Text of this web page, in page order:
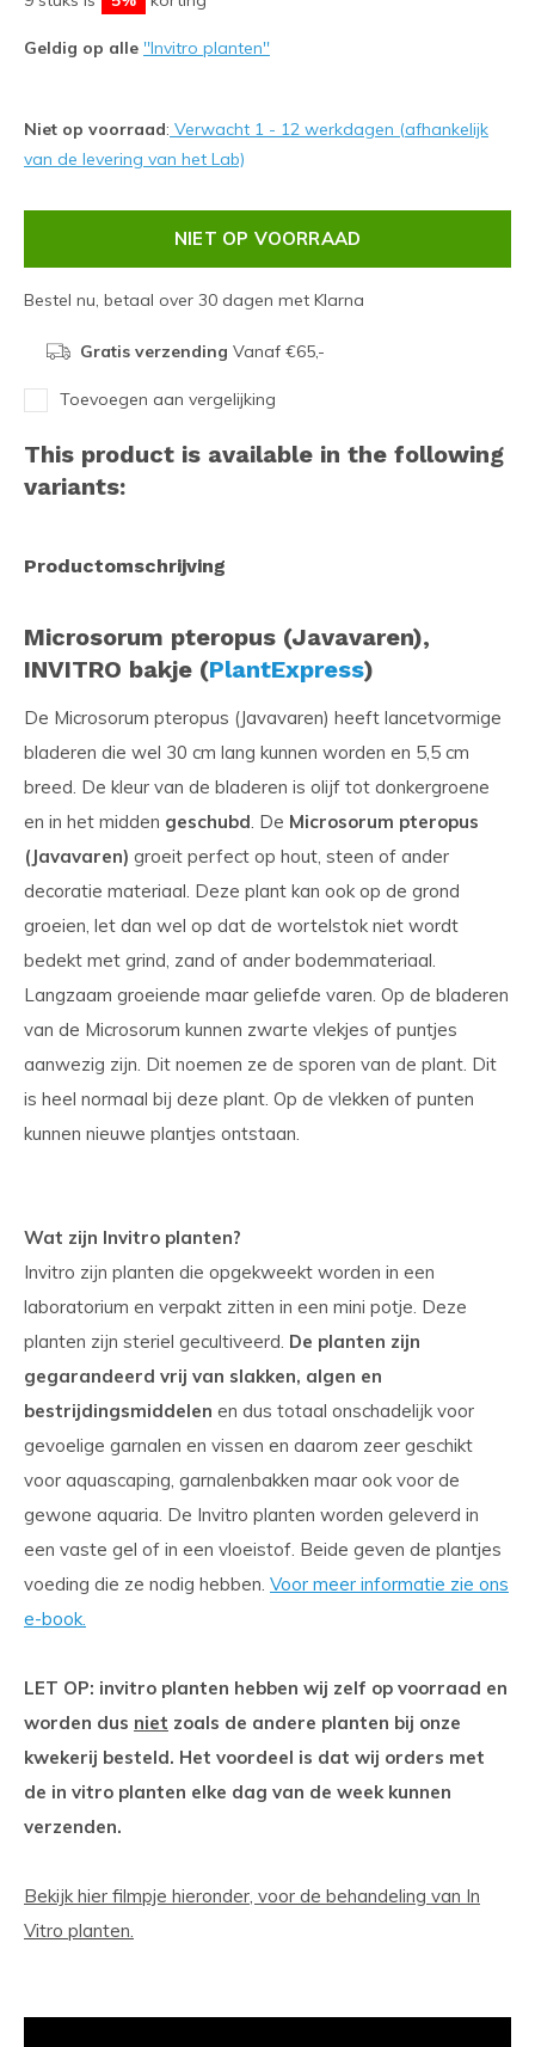
Geldig op alle ''Invitro planten''
Niet op voorraad: Verwacht 1 - 12 werkdagen (afhankelijk
van de levering van het Lab)
NIET OP VOORRAAD
Bestel nu, betaal over 30 dagen met Klarna
Gratis verzending Vanaf €65,-
Toevoegen aan vergelijking
This product is available in the following
variants:
Productomschrijving
Microsorum pteropus (Javavaren),
INVITRO bakje (PlantExpress)
De Microsorum pteropus (Javavaren) heeft lancetvormige
bladeren die wel 30 cm lang kunnen worden en 5,5 cm
breed. De kleur van de bladeren is olijf tot donkergroene
en in het midden geschubd. De Microsorum pteropus
(Javavaren) groeit perfect op hout, steen of ander
decoratie materiaal. Deze plant kan ook op de grond
groeien, let dan wel op dat de wortelstok niet wordt
bedekt met grind, zand of ander bodemmateriaal.
Langzaam groeiende maar geliefde varen. Op de bladeren
van de Microsorum kunnen zwarte vlekjes of puntjes
aanwezig zijn. Dit noemen ze de sporen van de plant. Dit
is heel normaal bij deze plant. Op de vlekken of punten
kunnen nieuwe plantjes ontstaan.
Wat zijn Invitro planten?
Invitro zijn planten die opgekweekt worden in een
laboratorium en verpakt zitten in een mini potje. Deze
planten zijn steriel gecultiveerd. De planten zijn
gegarandeerd vrij van slakken, algen en
bestrijdingsmiddelen en dus totaal onschadelijk voor
gevoelige garnalen en vissen en daarom zeer geschikt
voor aquascaping, garnalenbakken maar ook voor de
gewone aquaria. De Invitro planten worden geleverd in
een vaste gel of in een vloeistof. Beide geven de plantjes
voeding die ze nodig hebben. Voor meer informatie zie ons
e-book.
LET OP: invitro planten hebben wij zelf op voorraad en
worden dus niet zoals de andere planten bij onze
kwekerij besteld. Het voordeel is dat wij orders met
de in vitro planten elke dag van de week kunnen
verzenden.
Bekijk hier filmpje hieronder, voor de behandeling van In
Vitro planten.